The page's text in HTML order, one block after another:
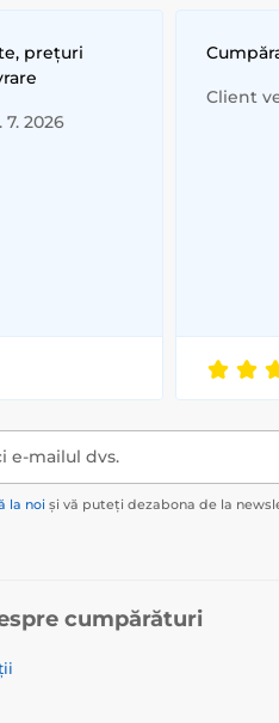
prețuri
2026
Client
e-mailul dvs.
la noi și vă puteți dezabona de la
cumpărături